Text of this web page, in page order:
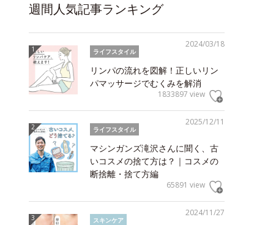
週間人気記事ランキング
2024/03/18
ライフスタイル
リンパの流れを図解！正しいリン
パマッサージでむくみを解消
1833897 view
2025/12/11
ライフスタイル
マシンガンズ滝沢さんに聞く、古
いコスメの捨て方は？｜コスメの
断捨離・捨て方編
65891 view
2024/11/27
スキンケア